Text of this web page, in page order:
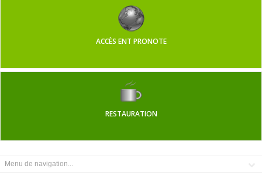
ACCÈS ENT PRONOTE
RESTAURATION